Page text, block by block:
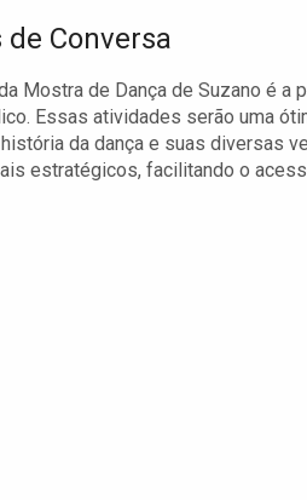
de Conversa
Mostra de Dança de Suzano é a
Essas atividades serão uma
da dança e suas diversas
estratégicos, facilitando o